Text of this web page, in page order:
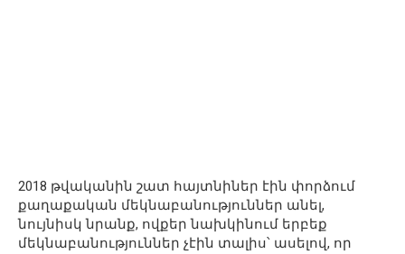
2018 թվականին շատ հայտնիներ էին փորձում
քաղաքական մեկնաբանություններ անել,
նույնիսկ նրանք, ովքեր նախկինում երբեք
մեկնաբանություններ չէին տալիս՝ ասելով, որ